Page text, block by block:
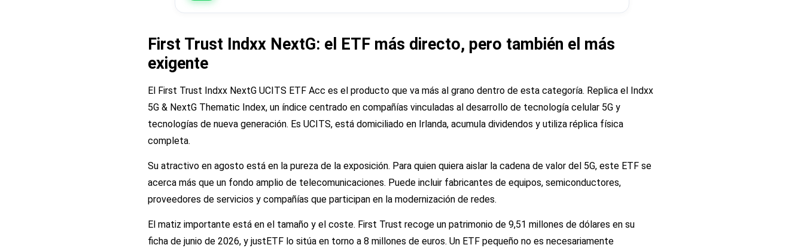
First Trust Indxx NextG: el ETF más directo, pero también el más
exigente
El First Trust Indxx NextG UCITS ETF Acc es el producto que va más al grano dentro de esta categoría. Replica el Indxx
5G & NextG Thematic Index, un índice centrado en compañías vinculadas al desarrollo de tecnología celular 5G y
tecnologías de nueva generación. Es UCITS, está domiciliado en Irlanda, acumula dividendos y utiliza réplica física
completa.
Su atractivo en agosto está en la pureza de la exposición. Para quien quiera aislar la cadena de valor del 5G, este ETF se
acerca más que un fondo amplio de telecomunicaciones. Puede incluir fabricantes de equipos, semiconductores,
proveedores de servicios y compañías que participan en la modernización de redes.
El matiz importante está en el tamaño y el coste. First Trust recoge un patrimonio de 9,51 millones de dólares en su
ficha de junio de 2026, y justETF lo sitúa en torno a 8 millones de euros. Un ETF pequeño no es necesariamente